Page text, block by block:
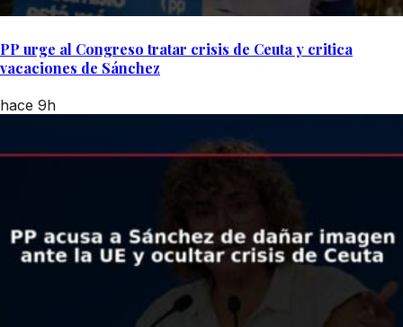
PP urge al Congreso tratar crisis de Ceuta y critica
vacaciones de Sánchez
hace 9h